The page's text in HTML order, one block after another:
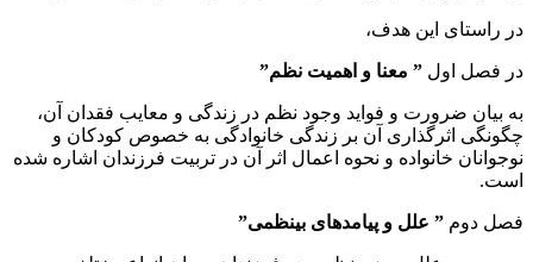
در راستای این هدف،
در فصل اول ” معنا و اهمیت نظم”
به بیان ضرورت و فواید وجود نظم در زندگی و معایب فقدان آن،
چگونگی اثرگذاری آن بر زندگی خانوادگی به خصوص کودکان و
نوجوانان خانواده و نحوه اعمال اثر آن در تربیت فرزندان اشاره شده
است.
فصل دوم ” علل و پی‏امد‏های بی‏‎نظمی”